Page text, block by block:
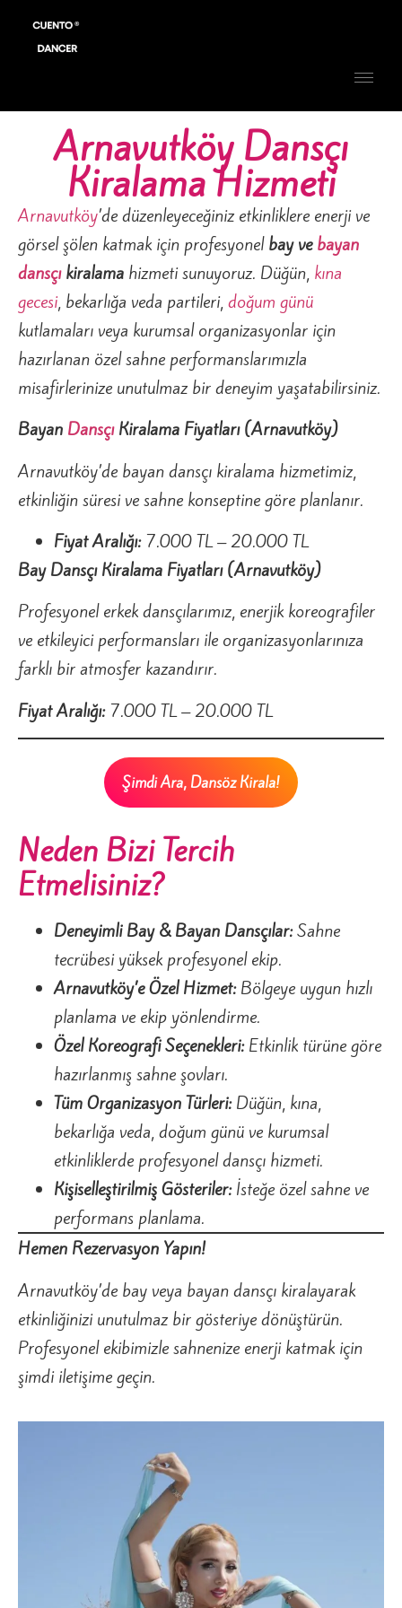
Arnavutköy Dansçı
Kiralama Hizmeti
Arnavutköy’de düzenleyeceğiniz etkinliklere enerji ve
görsel şölen katmak için profesyonelbay vebayan
dansçıkiralama hizmeti sunuyoruz. Düğün, kına
gecesi, bekarlığa veda partileri,doğum günü
kutlamaları veya kurumsal organizasyonlar için
hazırlanan özel sahne performanslarımızla
misafirlerinize unutulmaz bir deneyim yaşatabilirsiniz.
Bayan DansçıKiralama Fiyatları (Arnavutköy)
Arnavutköy’de bayan dansçı kiralama hizmetimiz,
etkinliğin süresi ve sahne konseptine göre planlanır.
Fiyat Aralığı:7.000 TL – 20.000 TL
Bay Dansçı Kiralama Fiyatları (Arnavutköy)
Profesyonel erkek dansçılarımız, enerjik koreografiler
ve etkileyici performansları ile organizasyonlarınıza
farklı bir atmosfer kazandırır.
Fiyat Aralığı:7.000 TL – 20.000 TL
Şimdi Ara, Dansöz Kirala!
Neden Bizi Tercih
Etmelisiniz?
Deneyimli Bay & Bayan Dansçılar:Sahne
tecrübesi yüksek profesyonel ekip.
Arnavutköy’e Özel Hizmet:Bölgeye uygun hızlı
planlama ve ekip yönlendirme.
Özel Koreografi Seçenekleri:Etkinlik türüne göre
hazırlanmış sahne şovları.
Tüm Organizasyon Türleri:Düğün, kına,
bekarlığa veda, doğum günü ve kurumsal
etkinliklerde profesyonel dansçı hizmeti.
Kişiselleştirilmiş Gösteriler:İsteğe özel sahne ve
performans planlama.
Hemen Rezervasyon Yapın!
Arnavutköy’de bay veya bayan dansçı kiralayarak
etkinliğinizi unutulmaz bir gösteriye dönüştürün.
Profesyonel ekibimizle sahnenize enerji katmak için
şimdi iletişime geçin.